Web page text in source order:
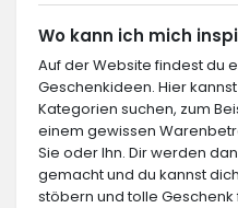
Wo kann ich mich
Auf der Website findest du
Geschenkideen. Hier
Kategorien suchen, zum
einem gewissen
Sie oder Ihn. Dir werden
gemacht und du kannst
stöbern und tolle